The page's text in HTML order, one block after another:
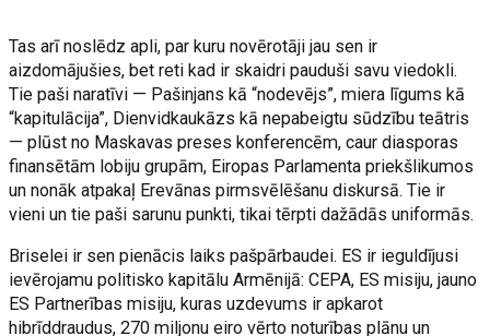
Tas arī noslēdz apli, par kuru novērotāji jau sen ir
aizdomājušies, bet reti kad ir skaidri pauduši savu viedokli.
Tie paši naratīvi — Pašinjans kā “nodevējs”, miera līgums kā
“kapitulācija”, Dienvidkaukāzs kā nepabeigtu sūdzību teātris
— plūst no Maskavas preses konferencēm, caur diasporas
finansētām lobiju grupām, Eiropas Parlamenta priekšlikumos
un nonāk atpakaļ Erevānas pirmsvēlēšanu diskursā. Tie ir
vieni un tie paši sarunu punkti, tikai tērpti dažādās uniformās.
Briselei ir sen pienācis laiks pašpārbaudei. ES ir ieguldījusi
ievērojamu politisko kapitālu Armēnijā: CEPA, ES misiju, jauno
ES Partnerības misiju, kuras uzdevums ir apkarot
hibrīddraudus, 270 miljonu eiro vērto noturības plānu un